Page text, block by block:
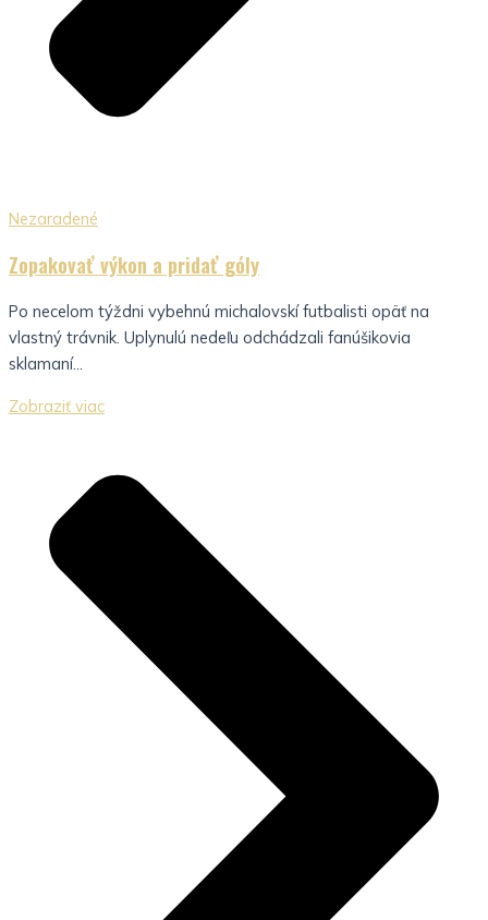
Nezaradené
Zopakovať výkon a pridať góly
Po necelom týždni vybehnú michalovskí futbalisti opäť na
vlastný trávnik. Uplynulú nedeľu odchádzali fanúšikovia
sklamaní...
Zobraziť viac